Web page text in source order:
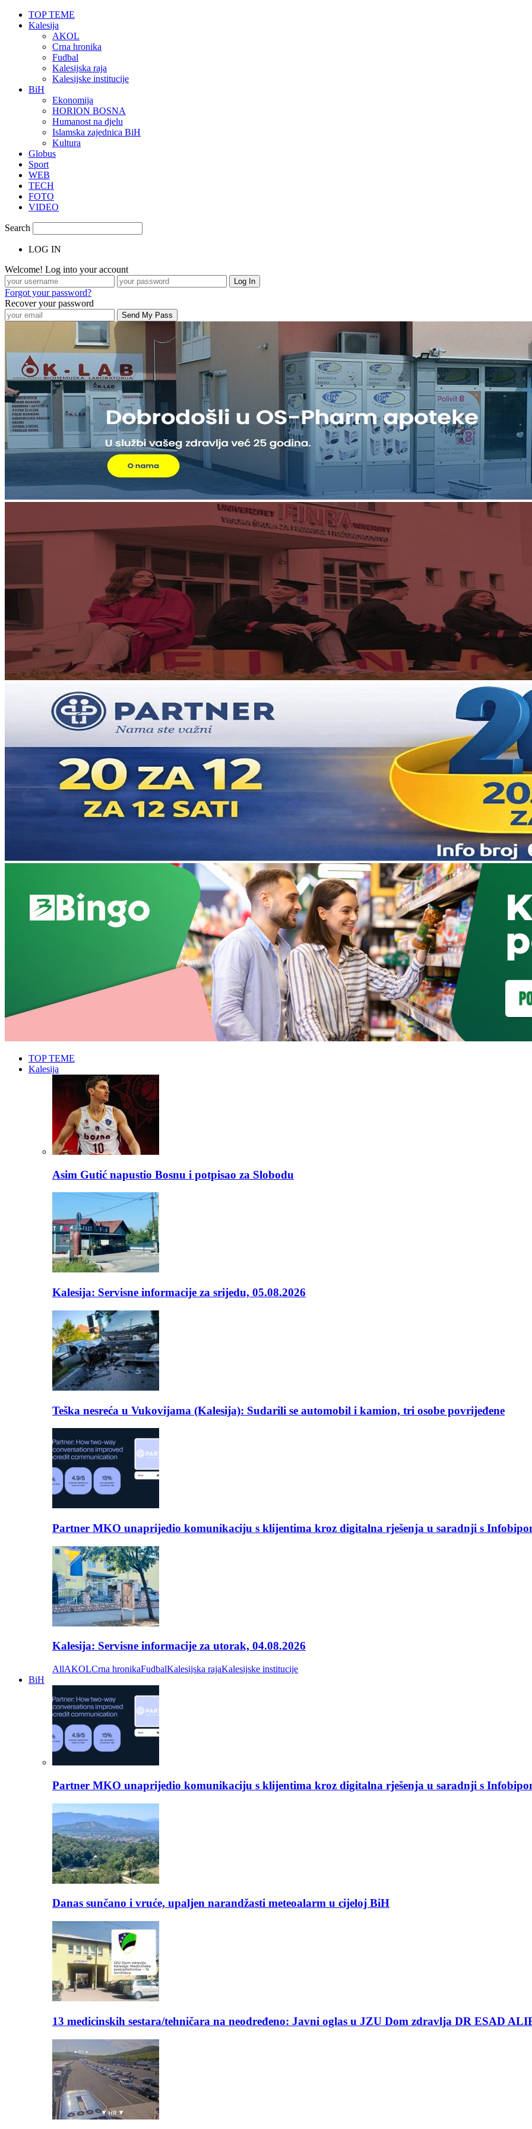
TOP TEME
Kalesija
AKOL
Crna hronika
Fudbal
Kalesijska raja
Kalesijske institucije
BiH
Ekonomija
HORION BOSNA
Humanost na djelu
Islamska zajednica BiH
Kultura
Globus
Sport
WEB
TECH
FOTO
VIDEO
Search
LOG IN
Welcome! Log into your account
Forgot your password?
Recover your password
TOP TEME
Kalesija
Asim Gutić napustio Bosnu i potpisao za Slobodu
Kalesija: Servisne informacije za srijedu, 05.08.2026
Teška nesreća u Vukovijama (Kalesija): Sudarili se automobil i kamion, tri osobe povrijeđene
Partner MKO unaprijedio komunikaciju s klijentima kroz digitalna rješenja u saradnji s
Kalesija: Servisne informacije za utorak, 04.08.2026
AllAKOLCrna hronikaFudbalKalesijska rajaKalesijske institucije
BiH
Partner MKO unaprijedio komunikaciju s klijentima kroz digitalna rješenja u saradnji s
Danas sunčano i vruće, upaljen narandžasti meteoalarm u cijeloj BiH
13 medicinskih sestara/tehničara na neodređeno: Javni oglas u JZU Dom zdravlja DR ESAD